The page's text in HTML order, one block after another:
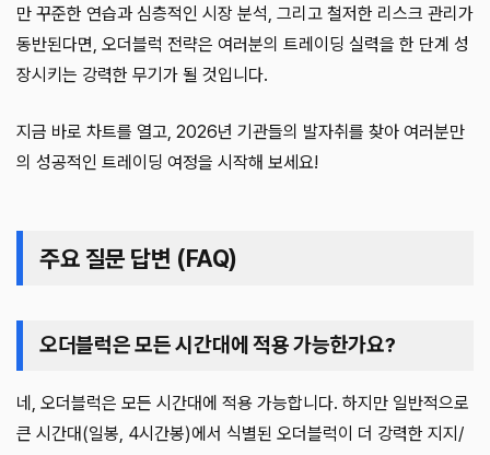
만 꾸준한 연습과 심층적인 시장 분석, 그리고 철저한 리스크 관리가
동반된다면, 오더블럭 전략은 여러분의 트레이딩 실력을 한 단계 성
장시키는 강력한 무기가 될 것입니다.
지금 바로 차트를 열고, 2026년 기관들의 발자취를 찾아 여러분만
의 성공적인 트레이딩 여정을 시작해 보세요!
주요 질문 답변 (FAQ)
오더블럭은 모든 시간대에 적용 가능한가요?
네, 오더블럭은 모든 시간대에 적용 가능합니다. 하지만 일반적으로
큰 시간대(일봉, 4시간봉)에서 식별된 오더블럭이 더 강력한 지지/